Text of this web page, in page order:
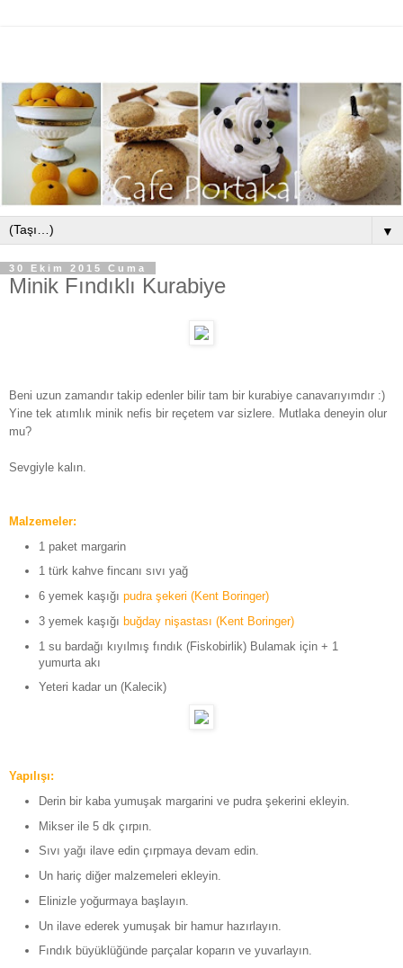
▼
30 Ekim 2015 Cuma
Minik Fındıklı Kurabiye
Beni uzun zamandır takip edenler bilir tam bir kurabiye canavarıyımdır :)
Yine tek atımlık minik nefis bir reçetem var sizlere. Mutlaka deneyin olur
mu?
Sevgiyle kalın.
Malzemeler:
1 paket margarin
1 türk kahve fincanı sıvı yağ
6 yemek kaşığı pudra şekeri (Kent Boringer)
3 yemek kaşığı buğday nişastası (Kent Boringer)
1 su bardağı kıyılmış fındık (Fiskobirlik) Bulamak için + 1
yumurta akı
Yeteri kadar un (Kalecik)
Yapılışı:
Derin bir kaba yumuşak margarini ve pudra şekerini ekleyin.
Mikser ile 5 dk çırpın.
Sıvı yağı ilave edin çırpmaya devam edin.
Un hariç diğer malzemeleri ekleyin.
Elinizle yoğurmaya başlayın.
Un ilave ederek yumuşak bir hamur hazırlayın.
Fındık büyüklüğünde parçalar koparın ve yuvarlayın.